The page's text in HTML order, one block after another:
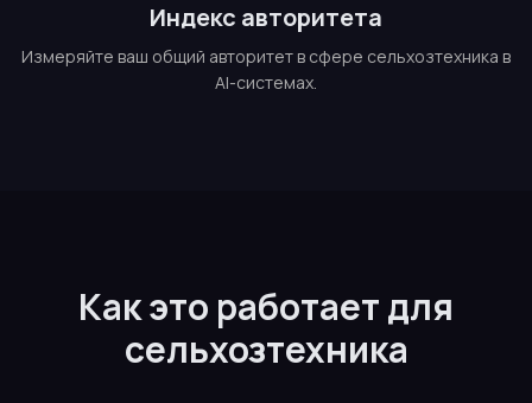
Индекс авторитета
Измеряйте ваш общий авторитет в сфере сельхозтехника в
AI-системах.
Как это работает для
сельхозтехника